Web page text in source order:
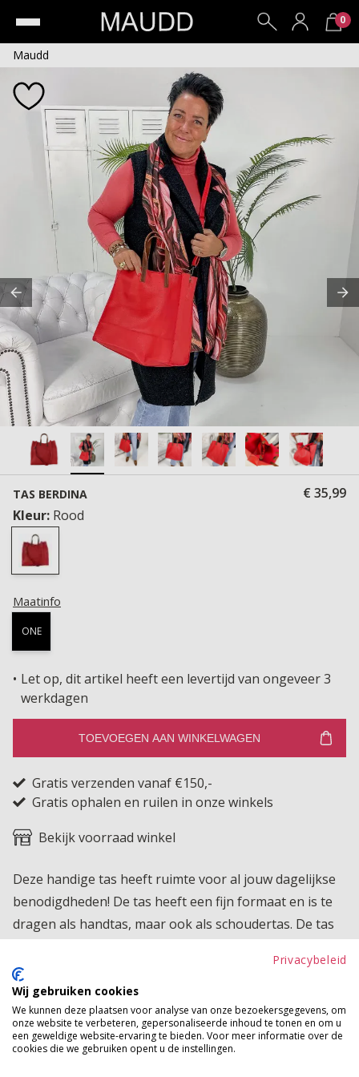
0
Maudd
TAS BERDINA
€ 35,99
Kleur: Rood
Maatinfo
ONE
Let op, dit artikel heeft een levertijd van ongeveer 3
werkdagen
TOEVOEGEN AAN WINKELWAGEN
Gratis verzenden vanaf €150,-
Gratis ophalen en ruilen in onze winkels
Bekijk voorraad winkel
Deze handige tas heeft ruimte voor al jouw dagelijkse
benodigdheden! De tas heeft een fijn formaat en is te
dragen als handtas, maar ook als schoudertas. De tas
groot vakje met rits, waardoor je je waardevolle spullen
veilig kan opbergen. Ideaal toch?!
Product kenmerken
Betaalinformatie
Privacybeleid
Wij gebruiken cookies
We kunnen deze plaatsen voor analyse van onze bezoekersgegevens, om
onze website te verbeteren, gepersonaliseerde inhoud te tonen en om u
een geweldige website-ervaring te bieden. Voor meer informatie over de
cookies die we gebruiken opent u de instellingen.